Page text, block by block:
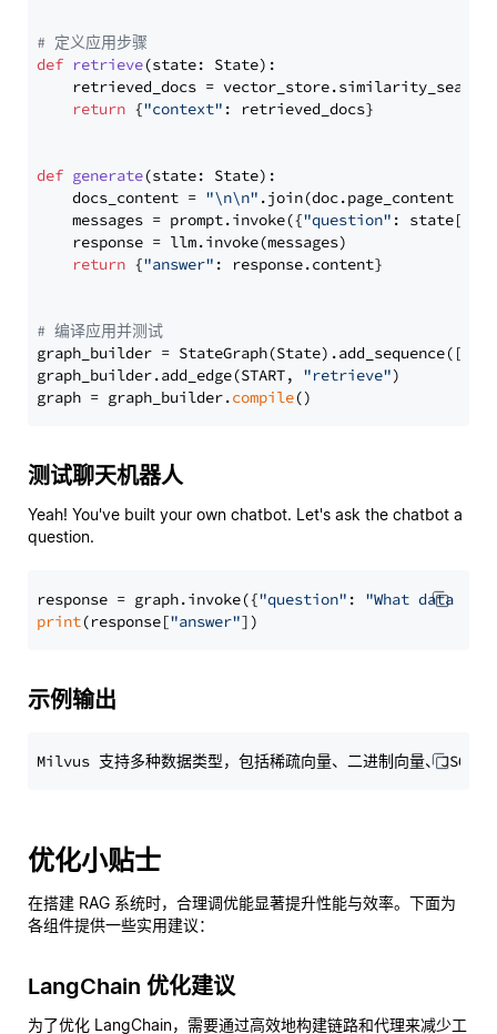
# 定义应用步骤
def retrieve(state: State):
retrieved_docs =
return {"context" : retrieved_docs}
def generate(state: State):
    docs_content =
"\n\n" .join(doc.page_content
    messages = prompt.invoke({
"question" : state[
    response = llm.invoke(messages)
return {"answer" : response.content}
# 编译应用并测试
graph_builder =
graph_builder.add_edge(START, "retrieve")
graph = graph_builder.compile
测试聊天机器人
Yeah! You've built your own chatbot. Let's ask the chatbot a
question.
response = graph.invoke({"question" : "What data
print(response["answer"
示例输出
优化小贴士
在搭建 RAG 系统时，合理调优能显著提升性能与效率。下面为
各组件提供一些实用建议：
LangChain 优化建议
为了优化 LangChain，需要通过高效地构建链路和代理来减少工